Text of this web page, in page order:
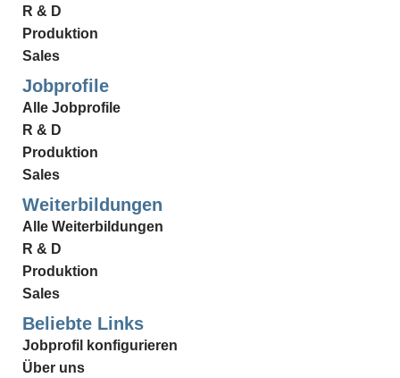
R & D
Produktion
Sales
Jobprofile
Alle Jobprofile
R & D
Produktion
Sales
Weiterbildungen
Alle Weiterbildungen
R & D
Produktion
Sales
Beliebte Links
Jobprofil konfigurieren
Über uns